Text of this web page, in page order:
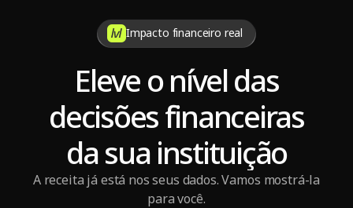
Impacto financeiro real
Eleve o nível das
decisões financeiras
da sua instituição
A receita já está nos seus dados. Vamos mostrá-la
para você.